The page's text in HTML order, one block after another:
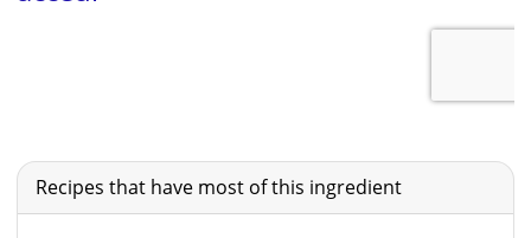
Recipes that have most of this ingredient